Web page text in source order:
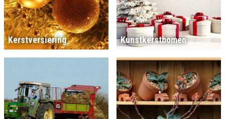
Kerstversiering Kunstkerstbomen